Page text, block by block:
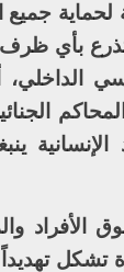
لحماية
بأي ظرف
الداخلي،
الأفراد